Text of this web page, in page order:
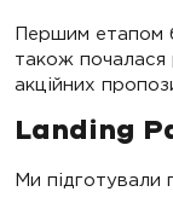
Першим етапом
також почалася
акційних
Landing
Ми підготували